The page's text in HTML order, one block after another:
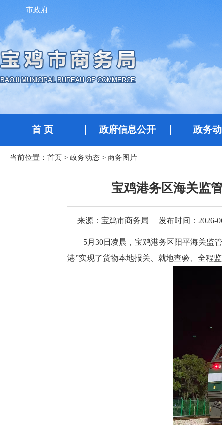
市政府
首 页 政府信息公开 政务
当前位置： 首页 > 政务动态 > 商务图片
宝鸡港务区海关监
来源：宝鸡市商务局 发布时间：2026-
5月30日凌晨，宝鸡港务区阳平海关监
港”实现了货物本地报关、就地查验、全程